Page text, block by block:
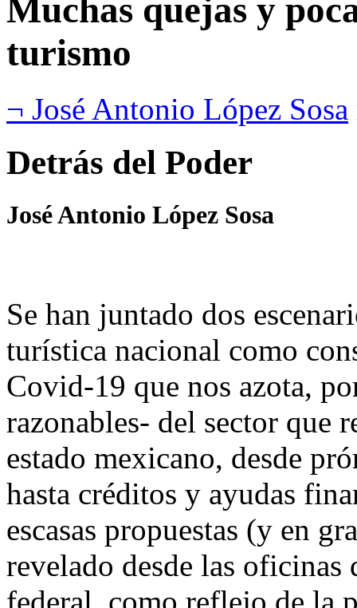
Muchas quejas y
turismo
¬ José Antonio López Sosa
Detrás del Poder
José Antonio López Sosa
Se han juntado dos
turística nacional como
Covid-19 que nos azota,
razonables- del sector que
estado mexicano, desde
hasta créditos y ayudas
escasas propuestas (y en
revelado desde las oficinas
federal, como reflejo de la